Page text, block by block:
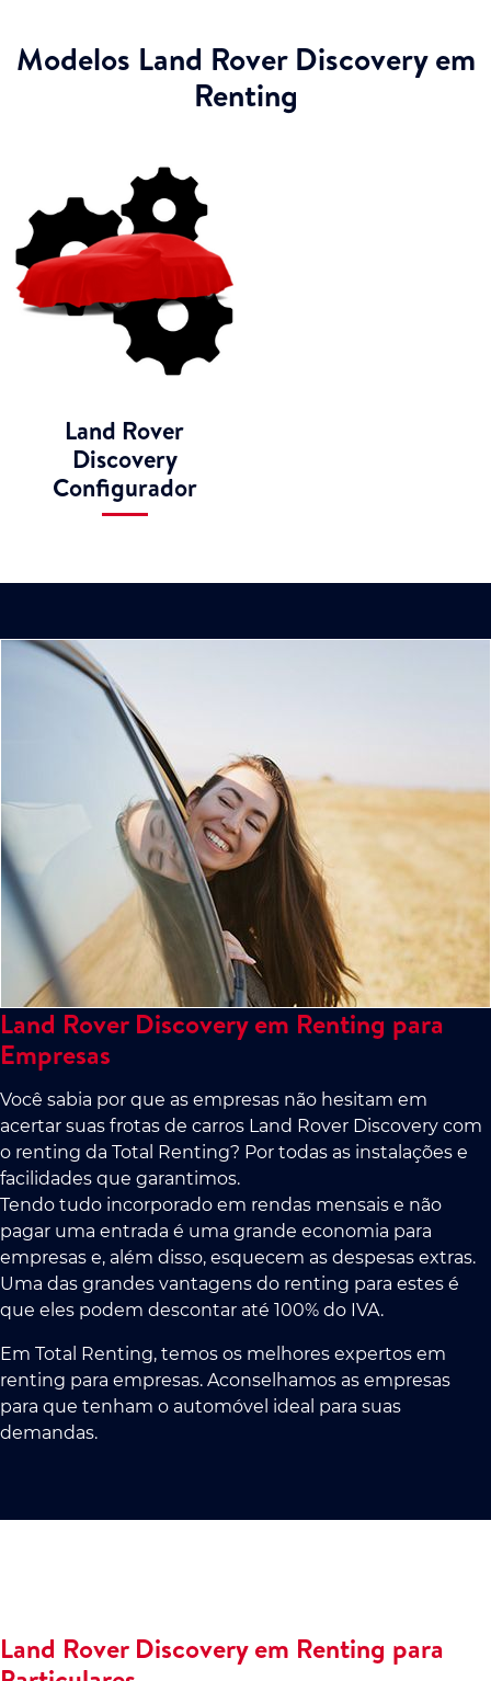
Modelos Land Rover Discovery em
Renting
Land Rover
Discovery
Configurador
Land Rover Discovery em Renting para
Empresas
Você sabia por que as empresas não hesitam em
acertar suas frotas de carros Land Rover Discovery com
o renting da Total Renting? Por todas as instalações e
facilidades que garantimos.
Tendo tudo incorporado em rendas mensais e não
pagar uma entrada é uma grande economia para
empresas e, além disso, esquecem as despesas extras.
Uma das grandes vantagens do renting para estes é
que eles podem descontar até 100% do IVA.
Em Total Renting, temos os melhores expertos em
renting para empresas. Aconselhamos as empresas
para que tenham o automóvel ideal para suas
demandas.
Land Rover Discovery em Renting para